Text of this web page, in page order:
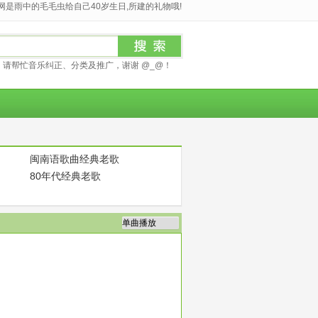
是雨中的毛毛虫给自己40岁生日,所建的礼物哦!
帮忙音乐纠正、分类及推广，谢谢 @_@！
闽南语歌曲经典老歌
80年代经典老歌